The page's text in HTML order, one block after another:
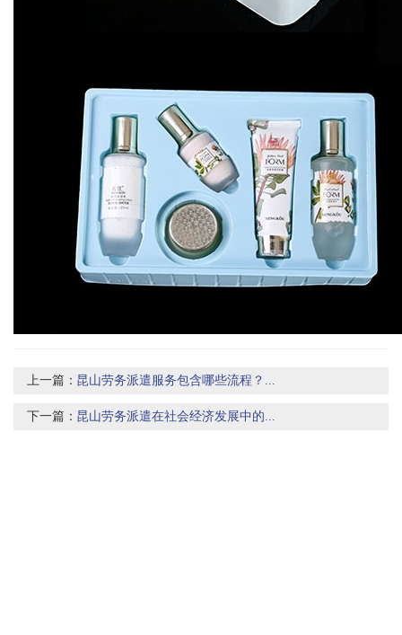
上一篇： 昆山劳务派遣服务包含哪些流程？...
下一篇： 昆山劳务派遣在社会经济发展中的...